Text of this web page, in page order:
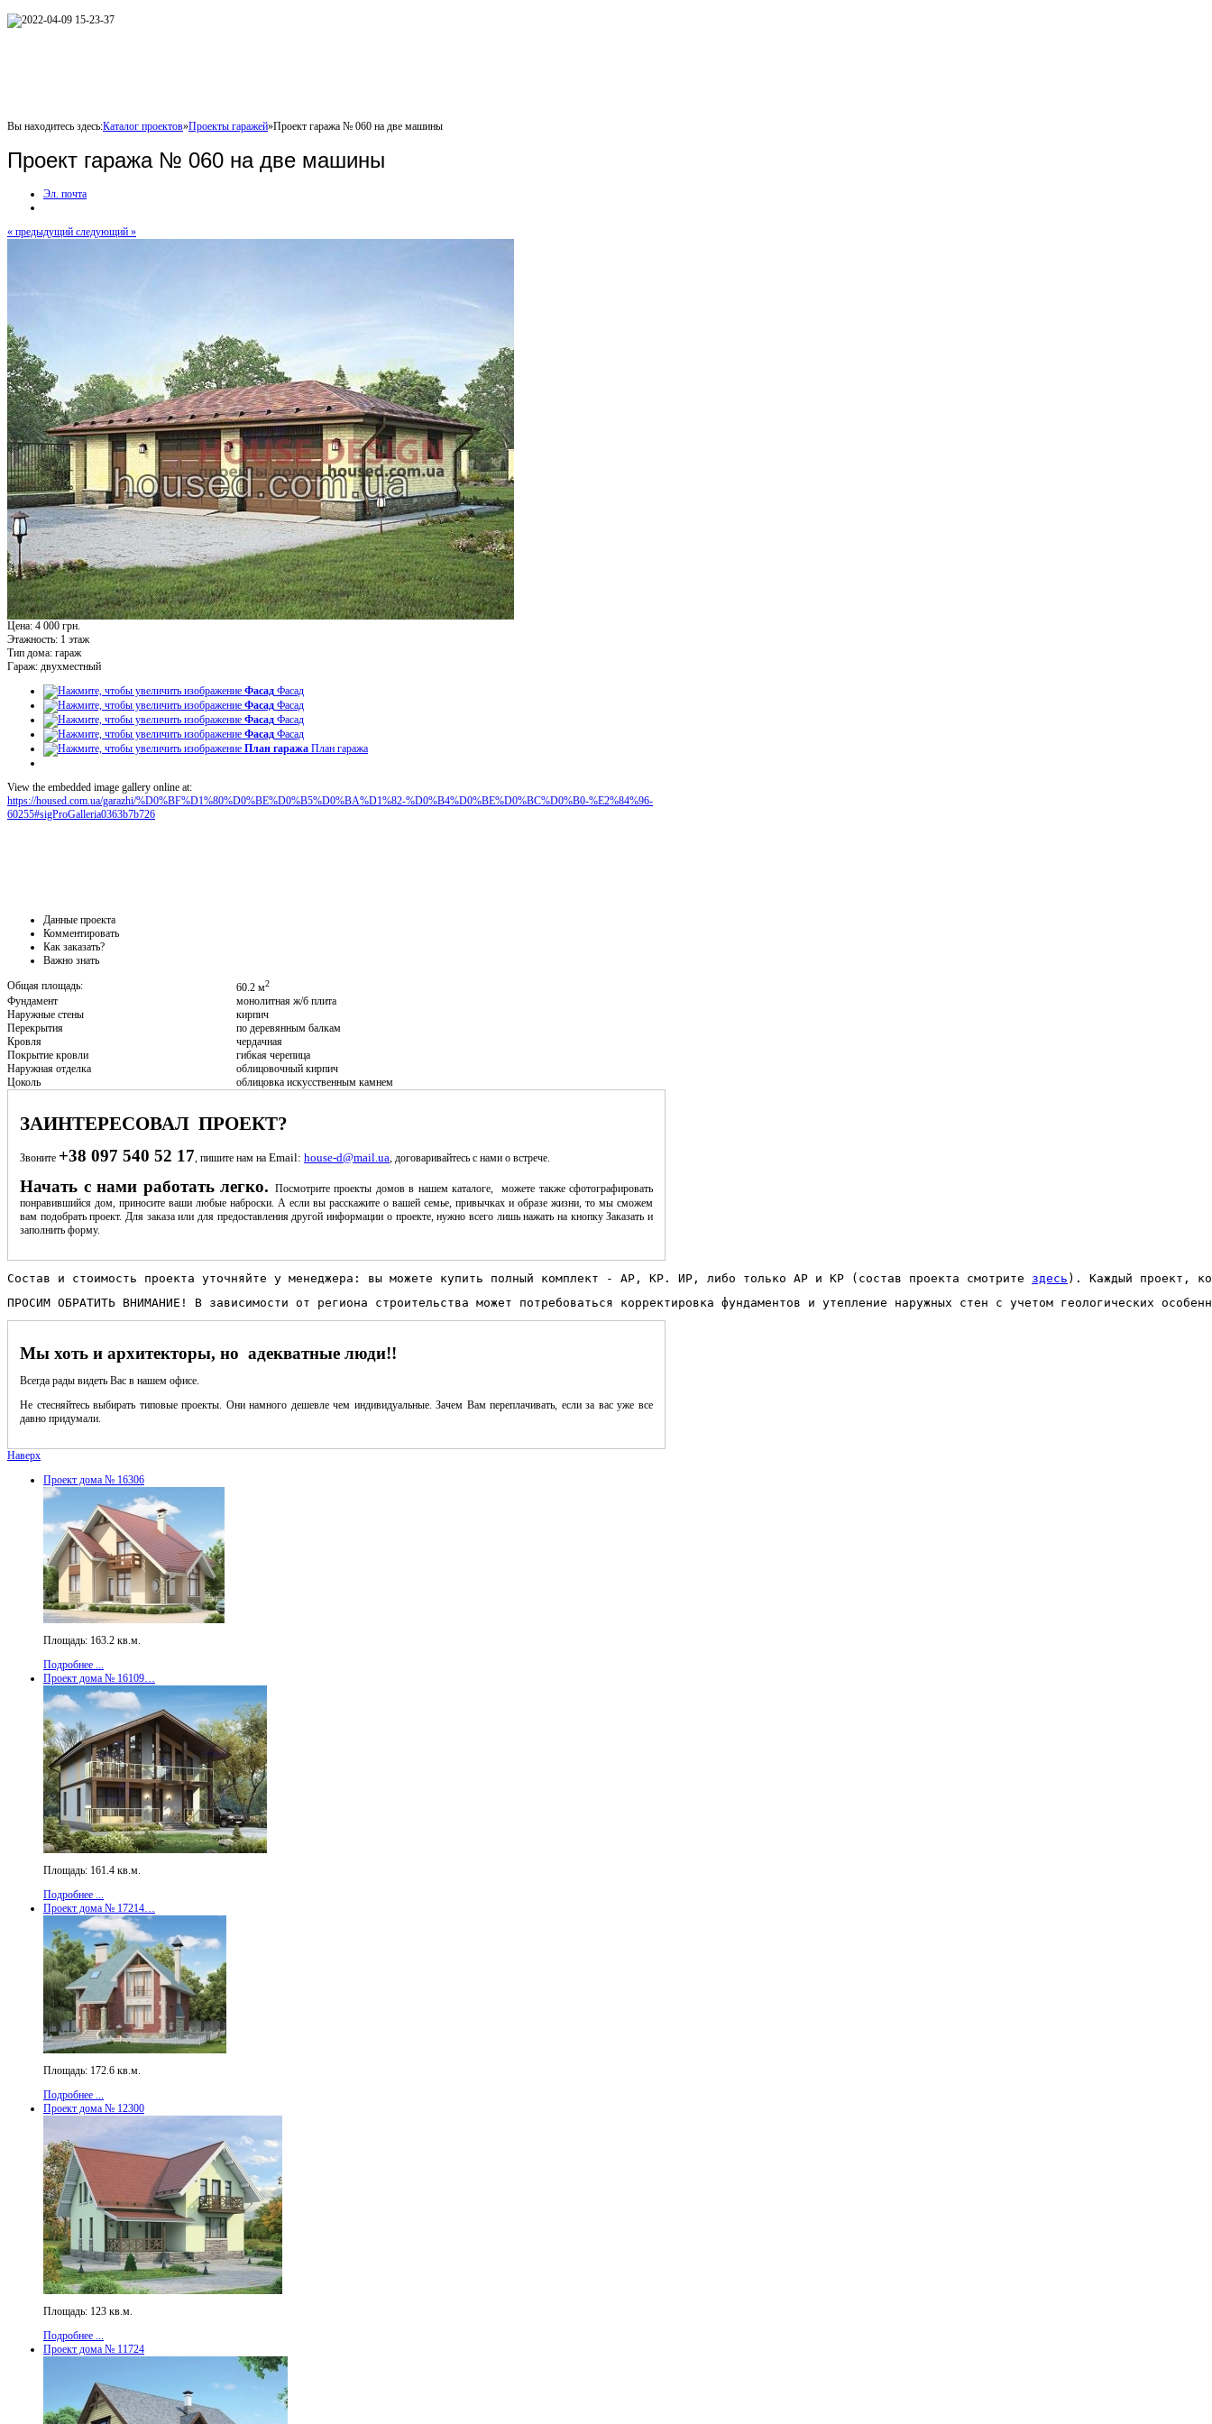
Вы находитесь здесь:Каталог проектов»Проекты гаражей»Проект гаража № 060 на две машины
Проект гаража № 060 на две машины
Эл. почта
« предыдущий следующий »
Цена: 4 000 грн.
Этажность: 1 этаж
Тип дома: гараж
Гараж: двухместный
Фасад Фасад
Фасад Фасад
Фасад Фасад
Фасад Фасад
План гаража План гаража
View the embedded image gallery online at:
https://housed.com.ua/garazhi/%D0%BF%D1%80%D0%BE%D0%B5%D0%BA%D1%82-%D0%B4%D0%BE%D0%BC%D0%B0-%E2%84%96-
60255#sigProGalleria0363b7b726
Данные проекта
Комментировать
Как заказать?
Важно знать
Общая площадь:
60.2 м2
Фундамент
монолитная ж/б плита
Наружные стены
кирпич
Перекрытия
по деревянным балкам
Кровля
чердачная
Покрытие кровли
гибкая черепица
Наружная отделка
облицовочный кирпич
Цоколь
облицовка искусственным камнем
ЗАИНТЕРЕСОВАЛ ПРОЕКТ?
Звоните +38 097 540 52 17 , пишите нам на Email: house-d@mail.ua , договаривайтесь с нами о встрече.
Начать с нами работать легко. Посмотрите проекты домов в нашем каталоге, можете также сфотографировать
понравившийся дом, приносите ваши любые наброски. А если вы расскажите о вашей семье, привычках и образе жизни, то мы сможем
вам подобрать проект. Для заказа или для предоставления другой информации о проекте, нужно всего лишь нажать на кнопку Заказать и
заполнить форму.
Состав и стоимость проекта уточняйте у менеджера: вы можете купить полный комплект - АР, КР. ИР, либо только АР и КР (состав проекта смотрите здесь ). Каждый проект,
ПРОСИМ ОБРАТИТЬ ВНИМАНИЕ! В зависимости от региона строительства может потребоваться корректировка фундаментов и утепление наружных стен с учетом геологических
Мы хоть и архитекторы, но адекватные люди!!
Всегда рады видеть Вас в нашем офисе.
Не стесняйтесь выбирать типовые проекты. Они намного дешевле чем индивидуальные. Зачем Вам переплачивать, если за вас уже все
давно придумали.
Наверх
Проект дома № 16306
Площадь: 163.2 кв.м.
Подробнее ...
Проект дома № 16109…
Площадь: 161.4 кв.м.
Подробнее ...
Проект дома № 17214…
Площадь: 172.6 кв.м.
Подробнее ...
Проект дома № 12300
Площадь: 123 кв.м.
Подробнее ...
Проект дома № 11724